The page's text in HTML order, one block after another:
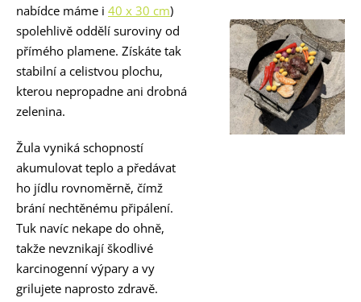
nabídce máme i 40 x 30 cm)
spolehlivě oddělí suroviny od
přímého plamene. Získáte tak
stabilní a celistvou plochu,
kterou nepropadne ani drobná
zelenina.
Žula vyniká schopností
akumulovat teplo a předávat
ho jídlu rovnoměrně, čímž
brání nechtěnému připálení.
Tuk navíc nekape do ohně,
takže nevznikají škodlivé
karcinogenní výpary a vy
grilujete naprosto zdravě.